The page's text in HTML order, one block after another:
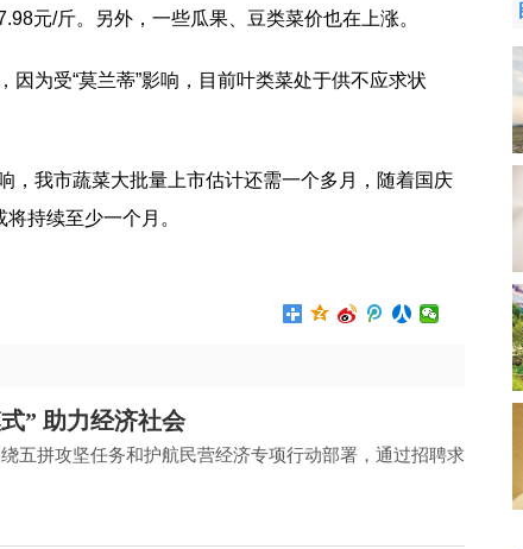
元/斤。另外，一些瓜果、豆类菜价也在上涨。
因为受“莫兰蒂”影响，目前叶类菜处于供不应求状
，我市蔬菜大批量上市估计还需一个多月，随着国庆
持续至少一个月。
” 助力经济社会
五拼攻坚任务和护航民营经济专项行动部署，通过招聘求